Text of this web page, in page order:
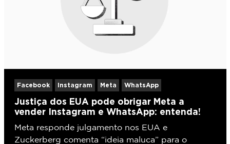
Facebook Instagram Meta WhatsApp
Justiça dos EUA pode obrigar Meta a
vender Instagram e WhatsApp: entenda!
Meta responde julgamento nos EUA e
Zuckerberg comenta “ideia maluca” para o